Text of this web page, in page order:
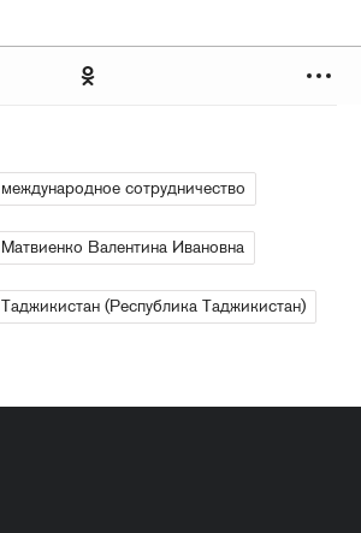
международное сотрудничество
Матвиенко Валентина Ивановна
Таджикистан (Республика Таджикистан)